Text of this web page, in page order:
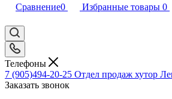
Сравнение0 Избранные товары 0
Телефоны
7 (905)494-20-25 Отдел продаж хутор
Заказать звонок